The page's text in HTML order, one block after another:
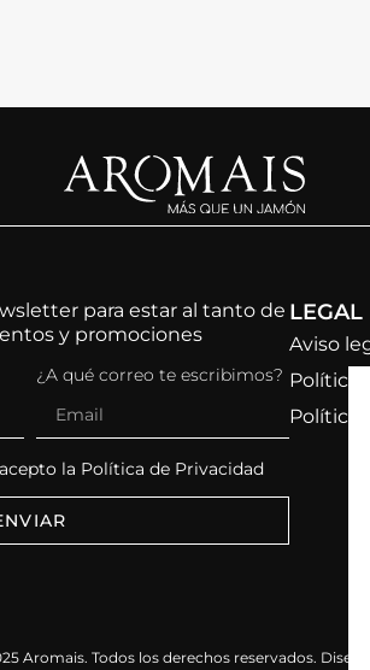
para estar al tanto de
y promociones
¿A qué correo te escribimos?
la Política de Privacidad
LEGAL
Aviso
Política
Política
Aromais. Todos los derechos reservados. Diseño